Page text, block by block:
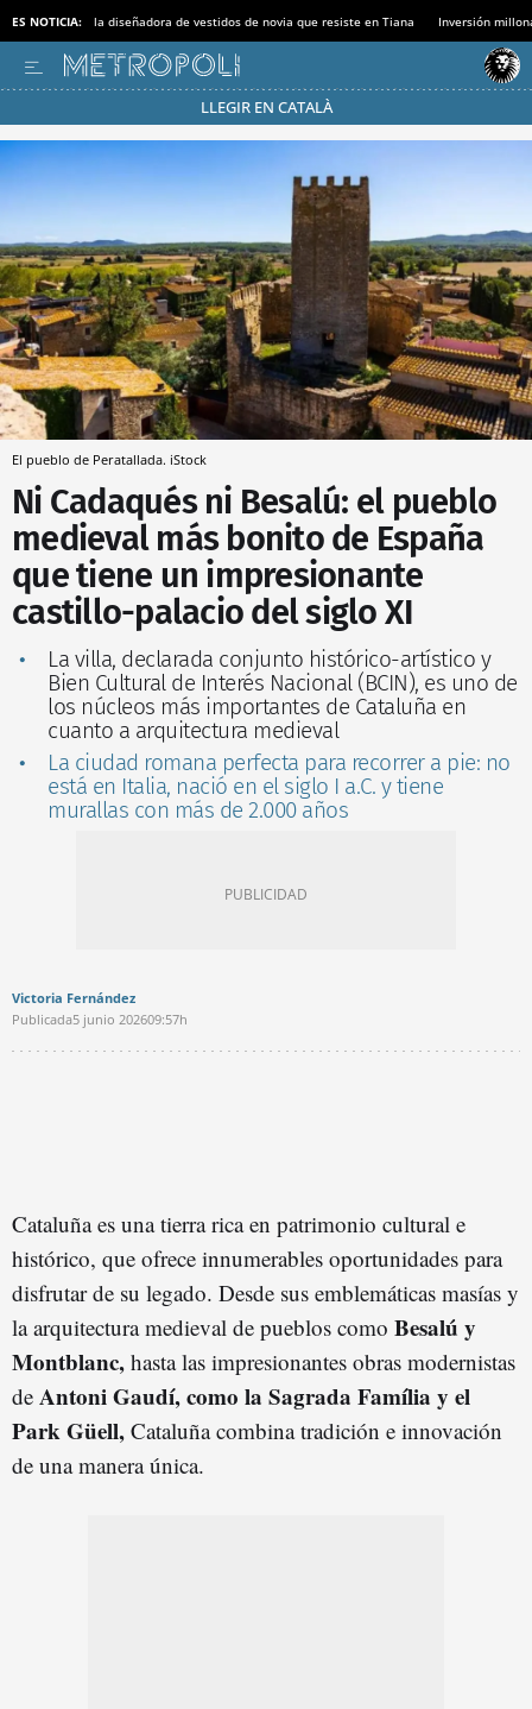
ES NOTICIA: la diseñadora de vestidos de novia que resiste en Tiana Inversión
LLEGIR EN CATALÀ
Pásate al MODO AHORRO
El pueblo de Peratallada. iStock
Ni Cadaqués ni Besalú: el pueblo
medieval más bonito de España
que tiene un impresionante
castillo-palacio del siglo XI
La villa, declarada conjunto histórico-artístico y
Bien Cultural de Interés Nacional (BCIN), es uno de
los núcleos más importantes de Cataluña en
cuanto a arquitectura medieval
La ciudad romana perfecta para recorrer a pie: no
está en Italia, nació en el siglo I a.C. y tiene
murallas con más de 2.000 años
Victoria Fernández
Publicada5 junio 202609:57h
Cataluña es una tierra rica en patrimonio cultural e
histórico, que ofrece innumerables oportunidades para
disfrutar de su legado. Desde sus emblemáticas masías y
la arquitectura medieval de pueblos como Besalú y
Montblanc, hasta las impresionantes obras modernistas
de Antoni Gaudí, como la Sagrada Família y el
Park Güell, Cataluña combina tradición e innovación
de una manera única.